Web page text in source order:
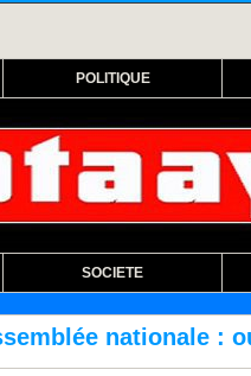
POLITIQUE
SOCIETE
: ouverture